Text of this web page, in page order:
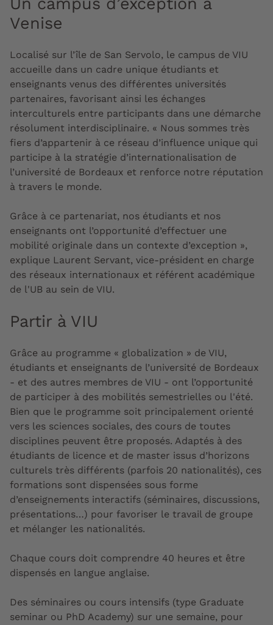
Venise
Localisé sur l’île de San Servolo, le campus de VIU
accueille dans un cadre unique étudiants et
enseignants venus des différentes universités
partenaires, favorisant ainsi les échanges
interculturels entre participants dans une démarche
résolument interdisciplinaire. « Nous sommes très
fiers d’appartenir à ce réseau d’influence unique qui
participe à la stratégie d’internationalisation de
l’université de Bordeaux et renforce notre réputation
à travers le monde.
Grâce à ce partenariat, nos étudiants et nos
enseignants ont l’opportunité d’effectuer une
mobilité originale dans un contexte d’exception »,
explique Laurent Servant, vice-président en charge
des réseaux internationaux et référent académique
de l'UB au sein de VIU.
Partir à VIU
Grâce au programme « globalization » de VIU,
étudiants et enseignants de l’université de Bordeaux
- et des autres membres de VIU - ont l’opportunité
de participer à des mobilités semestrielles ou l'été.
Bien que le programme soit principalement orienté
vers les sciences sociales, des cours de toutes
disciplines peuvent être proposés. Adaptés à des
étudiants de licence et de master issus d’horizons
culturels très différents (parfois 20 nationalités), ces
formations sont dispensées sous forme
d’enseignements interactifs (séminaires, discussions,
présentations…) pour favoriser le travail de groupe
et mélanger les nationalités.
Chaque cours doit comprendre 40 heures et être
dispensés en langue anglaise.
Des séminaires ou cours intensifs (type Graduate
seminar ou PhD Academy) sur une semaine, pour